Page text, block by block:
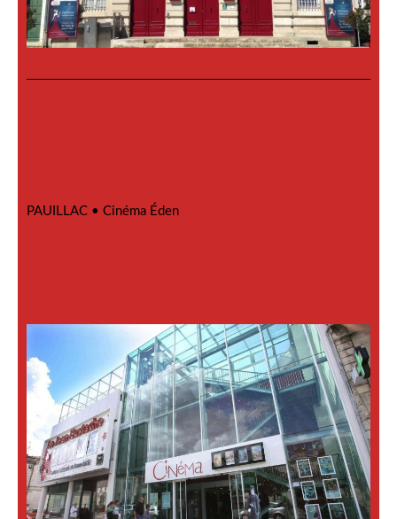
PAUILLAC • Cinéma Éden